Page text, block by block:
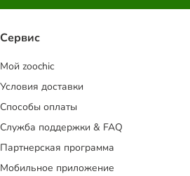
Сервис
Mой zoochic
Условия доставки
Способы оплаты
Служба поддержки & FAQ
Партнерская программа
Мобильное приложение